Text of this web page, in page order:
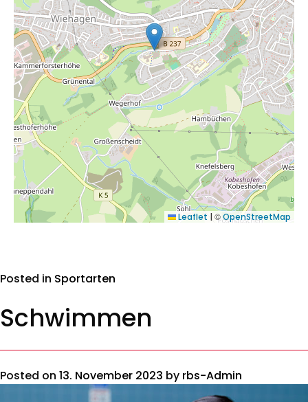
Leaflet |©OpenStreetMap
Posted in Sportarten
Schwimmen
Posted on 13. November 2023 by rbs-Admin